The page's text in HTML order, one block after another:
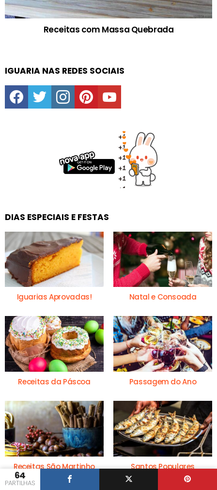
64
PARTILHAS
Receitas com Massa Quebrada
IGUARIA NAS REDES SOCIAIS
facebooktwitter instagrampinterestyoutube
DIAS ESPECIAIS E FESTAS
Iguarias Aprovadas! Natal e Consoada
Receitas da Páscoa Passagem do Ano
Receitas São Martinho Santos Populares